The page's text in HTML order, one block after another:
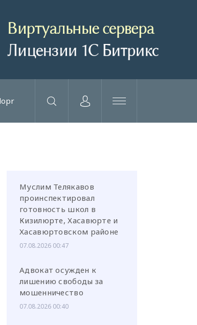
соц. сети
Муслим Телякавов
проинспектировал
готовность школ в
Кизилюрте, Хасавюрте и
Хасавюртовском районе
07.08.2026 00:47
Адвокат осужден к
лишению свободы за
мошенничество
07.08.2026 00:40